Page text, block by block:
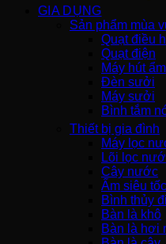
GIA DỤNG
Sản phẩm mùa
Quạt điều
Quạt điện
Máy hút ẩm
Đèn sưởi
Máy sưởi
Bình tắm
Thiết bị gia đình
Máy lọc
Lõi lọc
Cây nước
Ấm siêu tốc
Bình thủy
Bàn là khô
Bàn là hơi